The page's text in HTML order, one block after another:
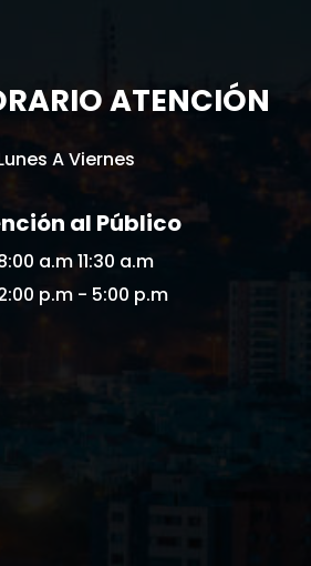
ATENCIÓN
A Viernes
al Público
a.m 11:30 a.m
p.m - 5:00 p.m